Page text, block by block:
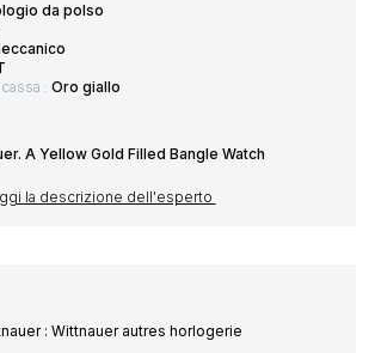
da polso
: Oro giallo
A Yellow Gold Filled Bangle Watch
la descrizione dell'esperto
: Wittnauer autres horlogerie